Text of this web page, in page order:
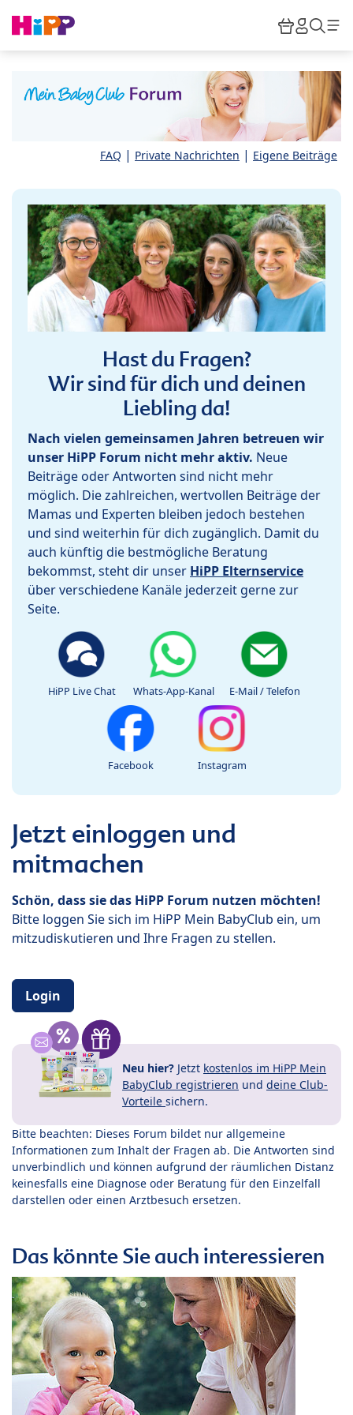
HiPP
FAQ | Private Nachrichten | Eigene Beiträge
Hast du Fragen?
Wir sind für dich und deinen
Liebling da!
Nach vielen gemeinsamen Jahren betreuen wir
unser HiPP Forum nicht mehr aktiv. Neue
Beiträge oder Antworten sind nicht mehr
möglich. Die zahlreichen, wertvollen Beiträge der
Mamas und Experten bleiben jedoch bestehen
und sind weiterhin für dich zugänglich. Damit du
auch künftig die bestmögliche Beratung
bekommst, steht dir unser HiPP Elternservice
über verschiedene Kanäle jederzeit gerne zur
Seite.
HiPP Live Chat Whats-App-Kanal E-Mail / Telefon
Facebook Instagram
Jetzt einloggen und
mitmachen
Schön, dass sie das HiPP Forum nutzen möchten!
Bitte loggen Sie sich im HiPP Mein BabyClub ein, um
mitzudiskutieren und Ihre Fragen zu stellen.
Login
Neu hier? Jetzt kostenlos im HiPP Mein
BabyClub registrieren und deine Club-
Vorteile sichern.
Bitte beachten: Dieses Forum bildet nur allgemeine
Informationen zum Inhalt der Fragen ab. Die Antworten sind
unverbindlich und können aufgrund der räumlichen Distanz
keinesfalls eine Diagnose oder Beratung für den Einzelfall
darstellen oder einen Arztbesuch ersetzen.
Das könnte Sie auch interessieren